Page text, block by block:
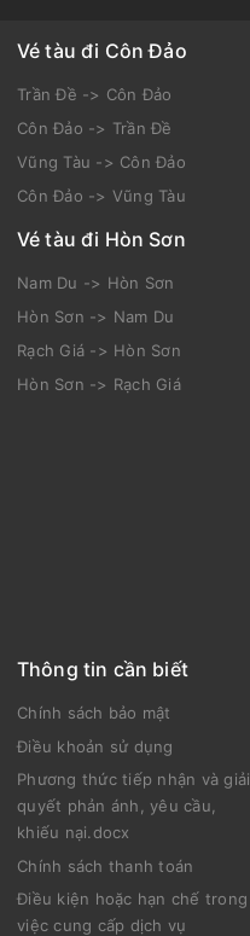
Vé tàu đi Côn Đảo
Trần Đề -> Côn Đảo
Côn Đảo -> Trần Đề
Vũng Tàu -> Côn Đảo
Côn Đảo -> Vũng Tàu
Vé tàu đi Hòn Sơn
Nam Du -> Hòn Sơn
Hòn Sơn -> Nam Du
Rạch Giá -> Hòn Sơn
Hòn Sơn -> Rạch Giá
Thông tin cần biết
Chính sách bảo mật
Điều khoản sử dụng
Phương thức tiếp nhận và giải
quyết phản ánh, yêu cầu,
khiếu nại.docx
Chính sách thanh toán
Điều kiện hoặc hạn chế trong
việc cung cấp dịch vụ